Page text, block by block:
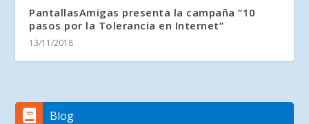
PantallasAmigas presenta la campaña “10
pasos por la Tolerancia en Internet”
13/11/2018
Blog